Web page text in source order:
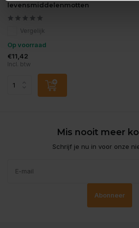
levensmiddelenmotten
Vergelijk
Op voorraad
€11,42
Incl. btw
Mis nooit meer
Schrijf je nu in voor onze
Abonneer